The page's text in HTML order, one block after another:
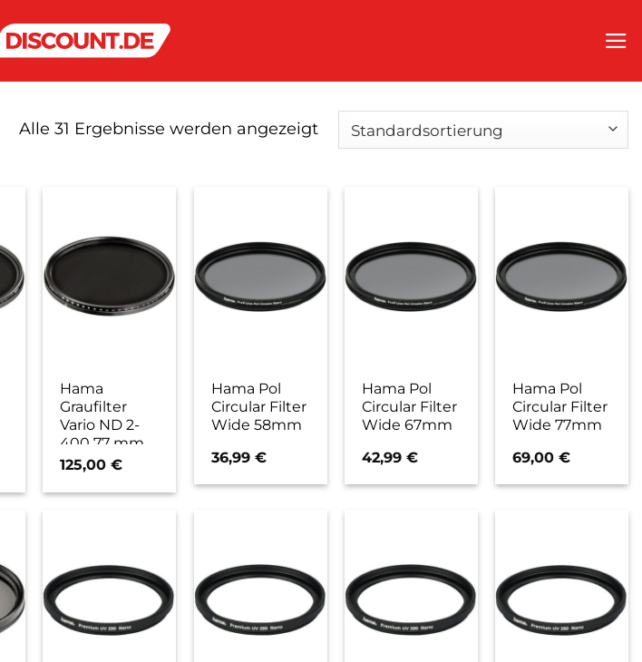
Alle 31 Ergebnisse werden angezeigt
Hama
Graufilter
Vario ND 2-
400 77 mm
125,00€
Hama Pol
Circular Filter
Wide 58mm
36,99 €
Hama Pol
Circular Filter
Wide 67mm
42,99€
Hama Pol
Circular Filter
Wide 77mm
69,00€